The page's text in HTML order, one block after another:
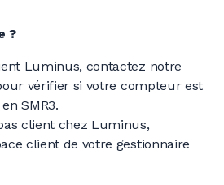
?
Luminus, contactez notre
vérifier si votre compteur est
SMR3.
client chez Luminus,
client de votre gestionnaire